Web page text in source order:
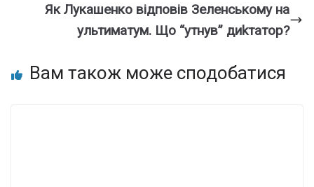
Як Лукашенко відповів Зеленському на
ультиматум. Що “утнув” диkтатор?
Вам також може сподобатися